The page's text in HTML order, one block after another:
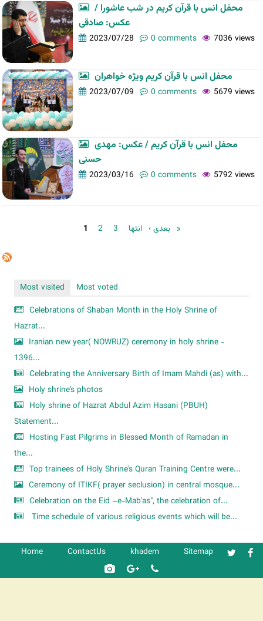
محفل انس با قرآن کریم در شب عاشورا /
عکس: صادقی
2023/07/28 0 comments 7036 views
محفل انس با قرآن کریم ویژه خواهران
2023/07/09 0 comments 5679 views
محفل انس با قرآن کریم / عکس: مهدی
حسنی
2023/03/16 0 comments 5792 views
1 2 3 بعدی › انتها »
Most visited
Most voted
Celebrations of Shaban Month in the Holy Shrine of
Hazrat...
Iranian new year( NOWRUZ) ceremony in holy shrine -
1396...
Celebrating the Anniversary Birth of Imam Mahdi (as) with...
Holy shrine's photos
Holy shrine of Hazrat Abdul Azim Hasani (PBUH)
Statement...
Hosting Fast Pilgrims in Blessed Month of Ramadan in
the...
Top trainees of Holy Shrine's Quran Training Centre were...
Ceremony of ITIKF( prayer seclusion) in central mosque...
Celebration on the Eid –e-Mab'as", the celebration of...
Time schedule of various religious events which will be...
Home ContactUs khadem Sitemap